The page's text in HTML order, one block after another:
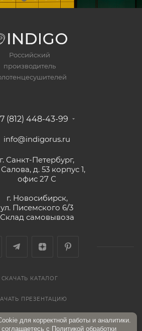
Российский
производитель
(812) 448-43-99
info@indigorus.ru
г. Санкт-Петербург,
Салова, д. 53 корпус 1,
офис 27 С
г. Новосибирск,
ул. Писемского 6/3
Склад самовывоза
СКАЧАТЬ КАТАЛОГ
ПРЕЗЕНТАЦИЮ
КОНФИДЕНЦИАЛЬНОСТИ
для корректной работы и аналитики.
с Политикой обработки